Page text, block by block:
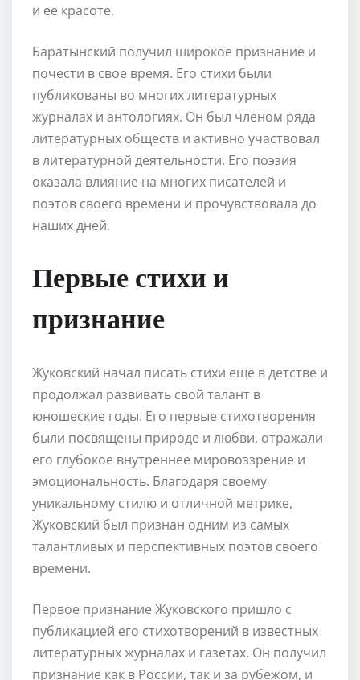
и ее красоте.
Баратынский получил широкое признание и
почести в свое время. Его стихи были
публикованы во многих литературных
журналах и антологиях. Он был членом ряда
литературных обществ и активно участвовал
в литературной деятельности. Его поэзия
оказала влияние на многих писателей и
поэтов своего времени и прочувствовала до
наших дней.
Первые стихи и
признание
Жуковский начал писать стихи ещё в детстве и
продолжал развивать свой талант в
юношеские годы. Его первые стихотворения
были посвящены природе и любви, отражали
его глубокое внутреннее мировоззрение и
эмоциональность. Благодаря своему
уникальному стилю и отличной метрике,
Жуковский был признан одним из самых
талантливых и перспективных поэтов своего
времени.
Первое признание Жуковского пришло с
публикацией его стихотворений в известных
литературных журналах и газетах. Он получил
признание как в России, так и за рубежом, и